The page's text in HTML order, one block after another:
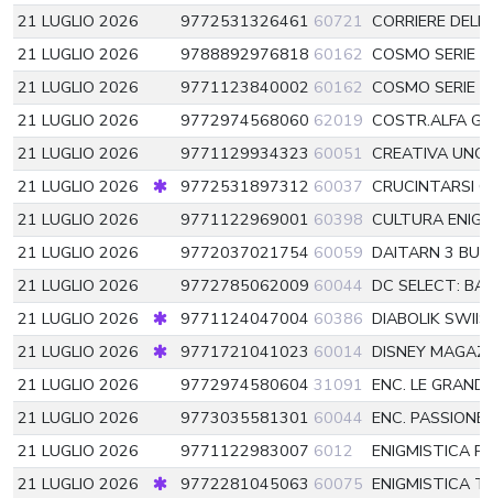
21 LUGLIO 2026
9772531326461 60721 CORRIERE
21 LUGLIO 2026
9788892976818 60162 COSMO SERIE
21 LUGLIO 2026
9771123840002 60162 COSMO SERIE
21 LUGLIO 2026
9772974568060 62019 COSTR.ALFA
21 LUGLIO 2026
9771129934323 60051 CREATIVA
21 LUGLIO 2026
9772531897312 60037 CRUCINTARSI
21 LUGLIO 2026
9771122969001 60398 CULTURA
21 LUGLIO 2026
9772037021754 60059 DAITARN 3
21 LUGLIO 2026
9772785062009 60044 DC SELECT:
21 LUGLIO 2026
9771124047004 60386 DIABOLIK
21 LUGLIO 2026
9771721041023 60014 DISNEY
21 LUGLIO 2026
9772974580604 31091 ENC. LE
21 LUGLIO 2026
9773035581301 60044 ENC.
21 LUGLIO 2026
9771122983007 6012
ENIGMISTICA
21 LUGLIO 2026
9772281045063 60075 ENIGMISTICA